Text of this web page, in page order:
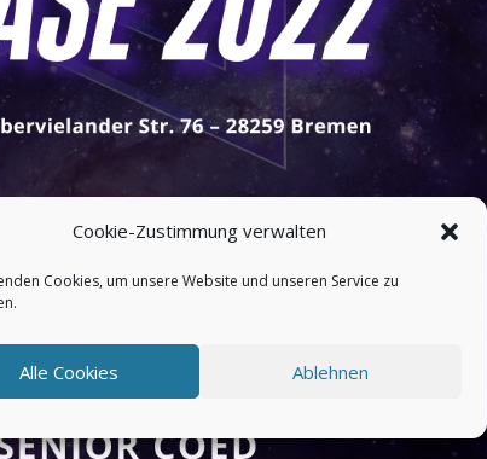
Cookie-Zustimmung verwalten
Cookies, um unsere Website und unseren Service zu
Alle Cookies Ablehnen